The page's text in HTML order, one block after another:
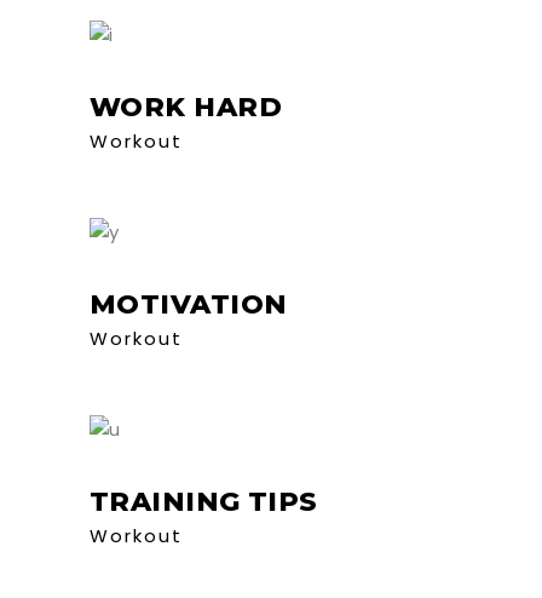
WORK HARD
Workout
MOTIVATION
Workout
TRAINING TIPS
Workout